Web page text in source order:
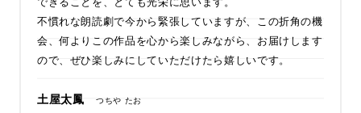
不慣れな朗読劇で今から緊張していますが、この折角の機
会、何よりこの作品を心から楽しみながら、お届けします
ので、ぜひ楽しみにしていただけたら嬉しいです。
土屋太鳳つちや たお